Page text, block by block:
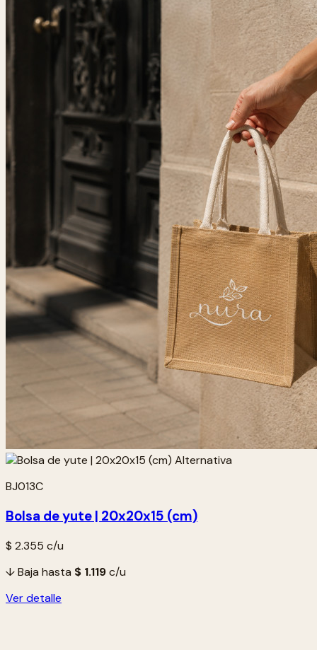
BJ013C
Bolsa de yute | 20x20x15 (cm)
$ 2.355 c/u
↓ Baja hasta $ 1.119c/u
Ver detalle